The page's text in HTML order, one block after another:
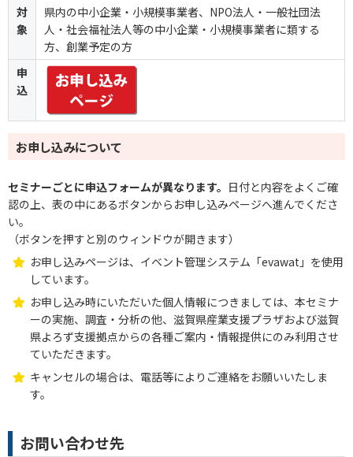
対
象
県内の中小企業・小規模事業者、NPO法人・一般社団法
人・社会福祉法人等の中小企業・小規模事業者に類する
方、創業予定の方
申
込
お申し込みについて
セミナーごとに申込フォームが異なります。 日付と内容をよくご確
認の上、表の中にあるボタンからお申し込みページへ進んでくださ
い。
（ボタンを押すと別のウィンドウが開きます）
お申し込みページは、イベント管理システム「evawat」を使用
しています。
お申し込み時にいただいた個人情報につきましては、本セミナ
ーの実施、調査・分析の他、滋賀県産業支援プラザおよび滋賀
県よろず支援拠点からの各種ご案内・情報提供にのみ利用させ
ていただきます。
キャンセルの場合は、電話等によりご連絡をお願いいたしま
す。
お問い合わせ先